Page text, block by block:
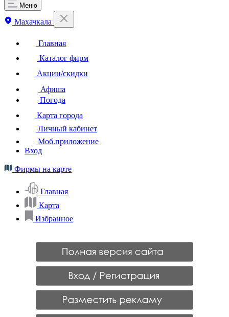
Меню
Махачкала
Главная
Каталог фирм
Акции/скидки
Афиша
Погода
Карта города
Личный кабинет
Моб.приложение
Вход
Фирмы на карте
Главная
Карта
Избранное